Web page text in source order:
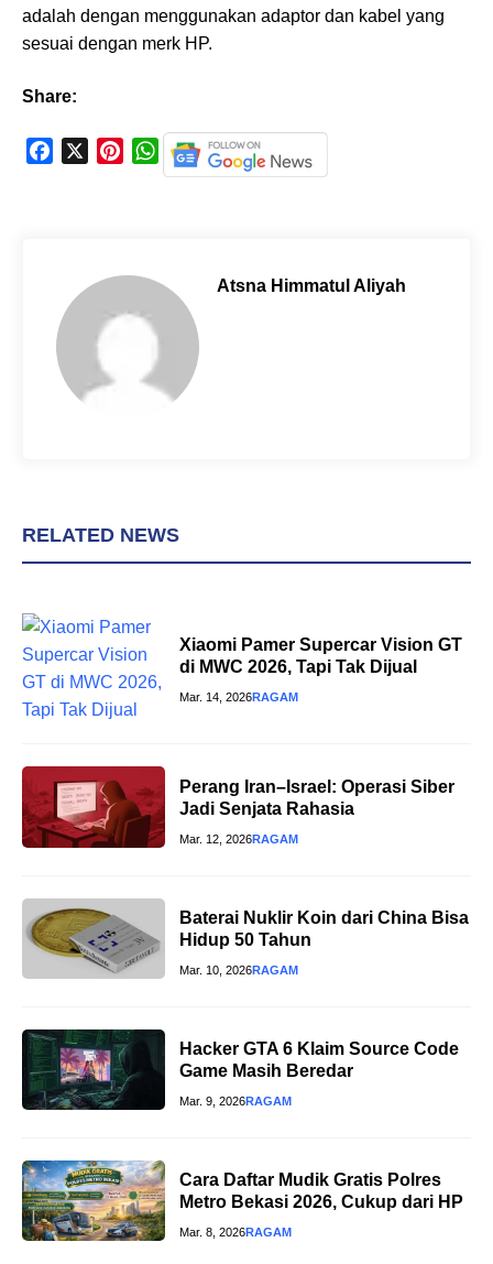
adalah dengan menggunakan adaptor dan kabel yang
sesuai dengan merk HP.
Share:
k
e
W
h
A
Atsna Himmatul Aliyah
RELATED NEWS
Xiaomi Pamer Supercar Vision GT
di MWC 2026, Tapi Tak Dijual
Mar. 14, 2026RAGAM
Perang Iran–Israel: Operasi Siber
Jadi Senjata Rahasia
Mar. 12, 2026RAGAM
Baterai Nuklir Koin dari China Bisa
Hidup 50 Tahun
Mar. 10, 2026RAGAM
Hacker GTA 6 Klaim Source Code
Game Masih Beredar
Mar. 9, 2026RAGAM
Cara Daftar Mudik Gratis Polres
Metro Bekasi 2026, Cukup dari HP
Mar. 8, 2026RAGAM